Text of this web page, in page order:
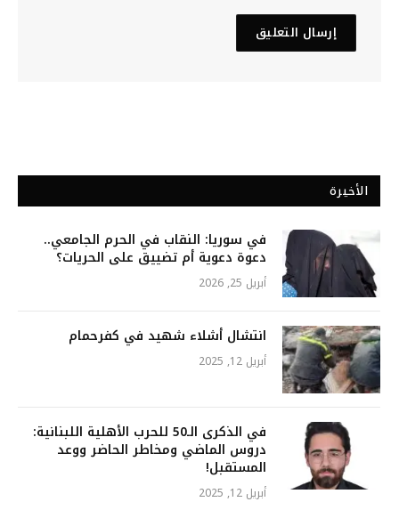
الأخيرة
في سوريا: النقاب في الحرم الجامعي..
دعوة دعوية أم تضييق على الحريات؟
أبريل 25, 2026
انتشال أشلاء شهيد في كفرحمام
أبريل 12, 2025
في الذكرى الـ50 للحرب الأهلية اللبنانية:
دروس الماضي ومخاطر الحاضر ووعد
المستقبل!
أبريل 12, 2025